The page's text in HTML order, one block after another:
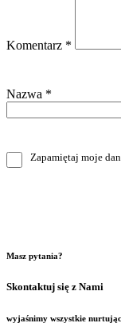
Komentarz *
Nazwa *
Zapamiętaj moje
Masz pytania?
Skontaktuj się z Nami
wyjaśnimy wszystkie